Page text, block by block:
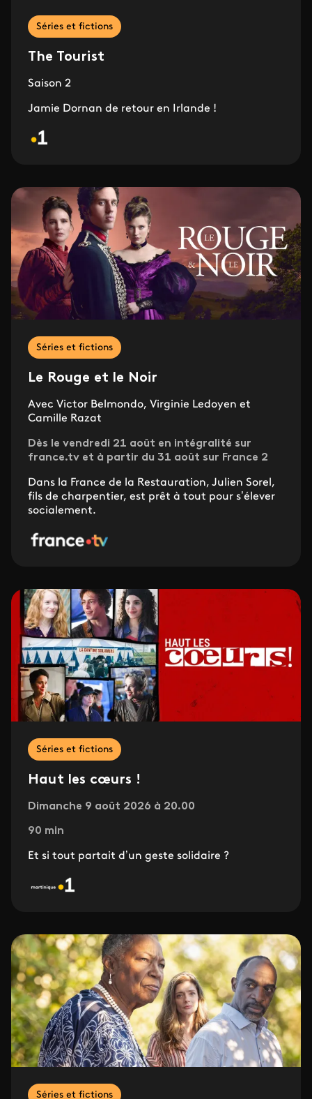
Séries et fictions
The Tourist
Saison 2
Jamie Dornan de retour en Irlande !
Séries et fictions
Le Rouge et le Noir
Avec Victor Belmondo, Virginie Ledoyen et
Camille Razat
Dès le vendredi 21 août en intégralité sur
france.tv et à partir du 31 août sur France 2
Dans la France de la Restauration, Julien Sorel,
fils de charpentier, est prêt à tout pour s’élever
socialement.
Séries et fictions
Haut les cœurs !
Dimanche 9 août 2026 à 20.00
90 min
Et si tout partait d’un geste solidaire ?
Séries et fictions